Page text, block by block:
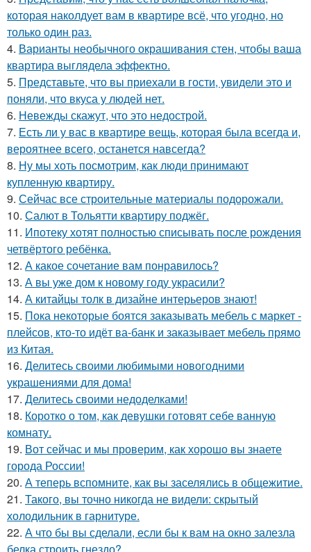
которая наколдует вам в квартире всё, что угодно, но
только один раз.
4. Варианты необычного окрашивания стен, чтобы ваша
квартира выглядела эффектно.
5. Представьте, что вы приехали в гости, увидели это и
поняли, что вкуса у людей нет.
6. Невежды скажут, что это недострой.
7. Есть ли у вас в квартире вещь, которая была всегда и,
вероятнее всего, останется навсегда?
8. Ну мы хоть посмотрим, как люди принимают
купленную квартиру.
9. Сейчас все строительные материалы подорожали.
10. Салют в Тольятти квартиру поджёг.
11. Ипотеку хотят полностью списывать после рождения
четвёртого ребёнка.
12. А какое сочетание вам понравилось?
13. А вы уже дом к новому году украсили?
14. А китайцы толк в дизайне интерьеров знают!
15. Пока некоторые боятся заказывать мебель с маркет -
плейсов, кто-то идёт ва-банк и заказывает мебель прямо
из Китая.
16. Делитесь своими любимыми новогодними
украшениями для дома!
17. Делитесь своими недоделками!
18. Коротко о том, как девушки готовят себе ванную
комнату.
19. Вот сейчас и мы проверим, как хорошо вы знаете
города России!
20. А теперь вспомните, как вы заселялись в общежитие.
21. Такого, вы точно никогда не видели: скрытый
холодильник в гарнитуре.
22. А что бы вы сделали, если бы к вам на окно залезла
белка строить гнездо?